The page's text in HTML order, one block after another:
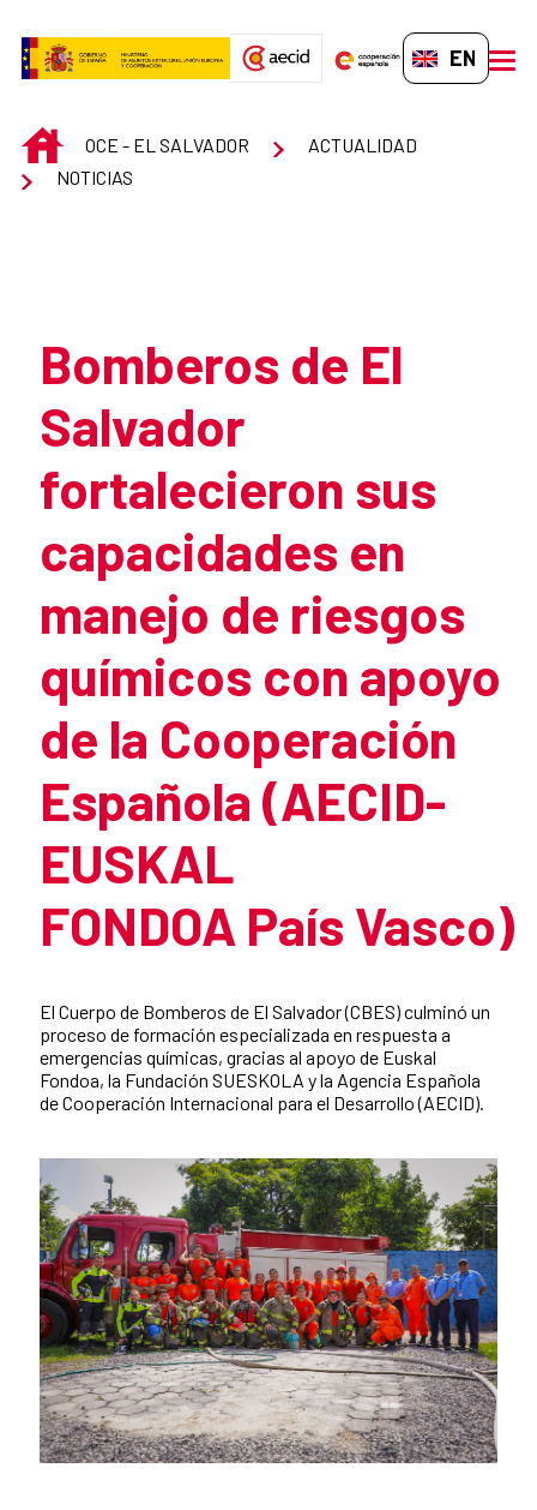
EN-GB
INICIOOCE - EL SALVADOR
ACTUALIDAD
NOTICIAS
Bomberos de El
Salvador
fortalecieron sus
capacidades en
manejo de riesgos
químicos con apoyo
de la Cooperación
Española (AECID-
EUSKAL
FONDOA País Vasco)
El Cuerpo de Bomberos de El Salvador (CBES) culminó un
proceso de formación especializada en respuesta a
emergencias químicas, gracias al apoyo de Euskal
Fondoa, la Fundación SUESKOLA y la Agencia Española
de Cooperación Internacional para el Desarrollo (AECID).